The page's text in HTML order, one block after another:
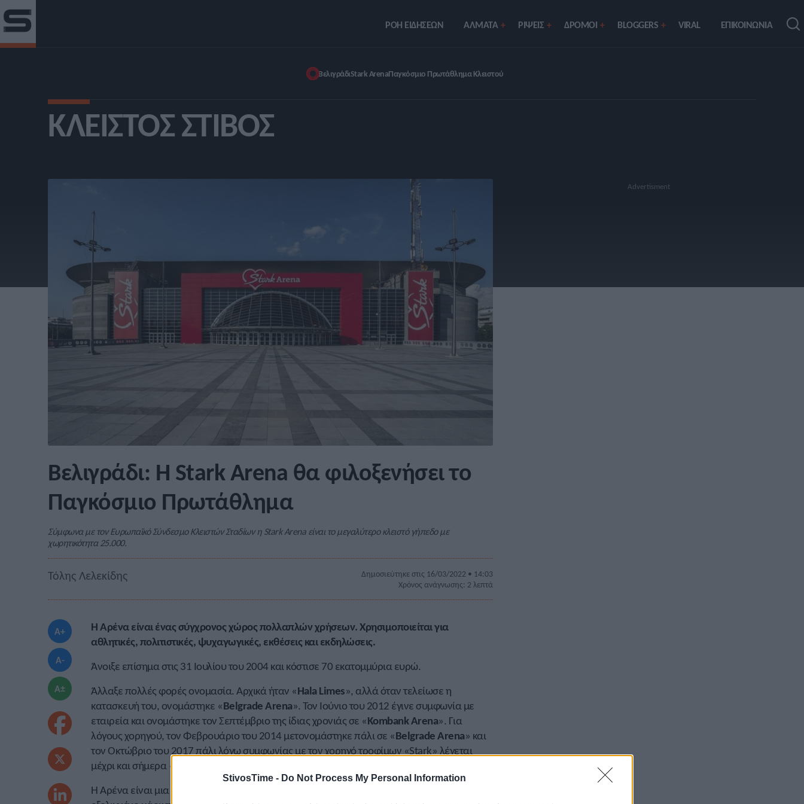
StivosTime - Do Not Process My Personal Information
ΡΟΗ ΕΙΔΗΣΕΩΝ ΑΛΜΑΤΑ ΡIΨΕΙΣ ΔΡΟΜΟΙ BLOGGERS VIRAL ΕΠΙΚΟΙΝΩΝΙΑ
ΒελιγράδιStark ArenaΠαγκόσμιο Πρωτάθλημα Κλειστού
ΚΛΕΙΣΤΌΣ ΣΤΊΒΟΣ
Βελιγράδι: Η Stark Arena θα φιλοξενήσει το
Παγκόσμιο Πρωτάθλημα
Σύμφωνα με τον Ευρωπαϊκό Σύνδεσμο Κλειστών Σταδίων η Stark Arena είναι το μεγαλύτερο κλειστό γήπεδο με
χωρητικότητα 25.000.
Τόλης Λελεκίδης
Δημοσιεύτηκε στις 16/03/2022 • 14:03
Χρόνος ανάγνωσης: 2 λεπτά
A+
A-
A±
Η Αρένα είναι ένας σύγχρονος χώρος πολλαπλών χρήσεων. Χρησιμοποιείται για
αθλητικές, πολιτιστικές, ψυχαγωγικές, εκθέσεις και εκδηλώσεις.
Άνοιξε επίσημα στις 31 Ιουλίου του 2004 και κόστισε 70 εκατομμύρια ευρώ.
Άλλαξε πολλές φορές ονομασία. Αρχικά ήταν «Hala Limes», αλλά όταν τελείωσε η
κατασκευή του, ονομάστηκε «Belgrade Arena». Τον Ιούνιο του 2012 έγινε συμφωνία με
εταιρεία και ονομάστηκε τον Σεπτέμβριο της ίδιας χρονιάς σε «Kombank Arena». Για
λόγους χορηγού, τον Φεβρουάριο του 2014 μετονομάστηκε πάλι σε «Belgrade Arena» και
τον Οκτώβριο του 2017 πάλι λόγω συμφωνίας με τον χορηγό τροφίμων «Stark» λέγεται
μέχρι και σήμερα «
Η Αρένα είναι μια εγκατάσταση με υψηλής τέχνης τεχνολογία, παγκόσμιας χρήσης,